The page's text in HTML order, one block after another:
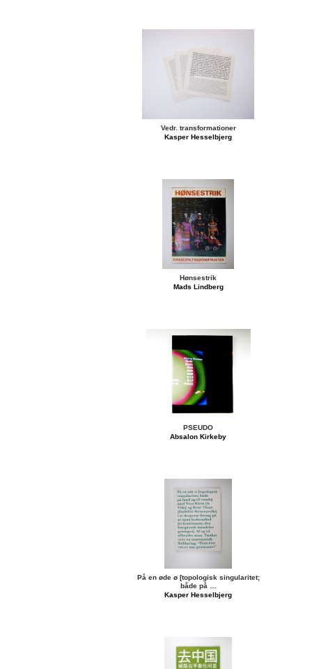
Vedr. transformationer
Kasper Hesselbjerg
Hønsestrik
Mads Lindberg
PSEUDO
Absalon Kirkeby
På en øde ø [topologisk singularitet;
både på …
Kasper Hesselbjerg